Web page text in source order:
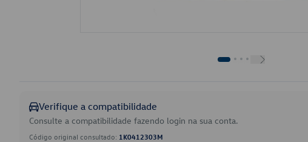
Verifique a compatibilidade
Consulte a compatibilidade fazendo login na sua conta.
Código original consultado: 1K0412303M